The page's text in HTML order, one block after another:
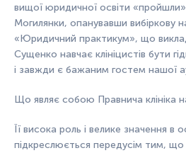
вищої юридичної освіти «пройшли»
Могилянки, опанувавши вибіркову
«Юридичний практикум», що
Сущенко навчає клініцистів бути
і завжди є бажаним гостем нашої
Що являє собою Правнича клініка
Її висока роль і велике значення в
підкреслюється передусім тим,